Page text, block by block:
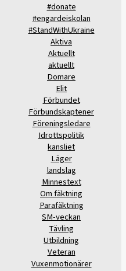
#donate
#engardeiskolan
#StandWithUkraine
Aktiva
Aktuellt
aktuellt
Domare
Elit
Förbundet
Förbundskaptener
Föreningsledare
Idrottspolitik
kansliet
Läger
landslag
Minnestext
Om fäktning
Parafäktning
SM-veckan
Tävling
Utbildning
Veteran
Vuxenmotionärer